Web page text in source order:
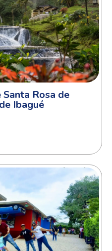
Rosa de
Ibagué